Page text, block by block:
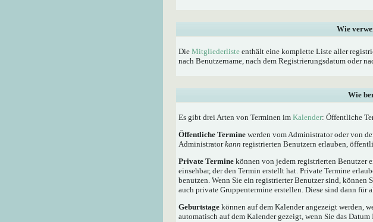
Wie
Die Mitgliederliste enthält eine komplette Liste aller
nach Benutzername, nach dem Registrierungsdatum oder
Wie
Es gibt drei Arten von Terminen im Kalender: Öffentliche
Öffentliche Termine werden vom Administrator oder von
Administratorkann registrierten Benutzern erlauben,
Private Termine können von jedem registrierten Benutzer
einsehbar, der den Termin erstellt hat. Private Termine
benutzen. Wenn Sie ein registrierter Benutzer sind, können
auch private Gruppentermine erstellen. Diese sind dann
Geburtstage können auf dem Kalender angezeigt werden,
automatisch auf dem Kalender gezeigt, wenn Sie das